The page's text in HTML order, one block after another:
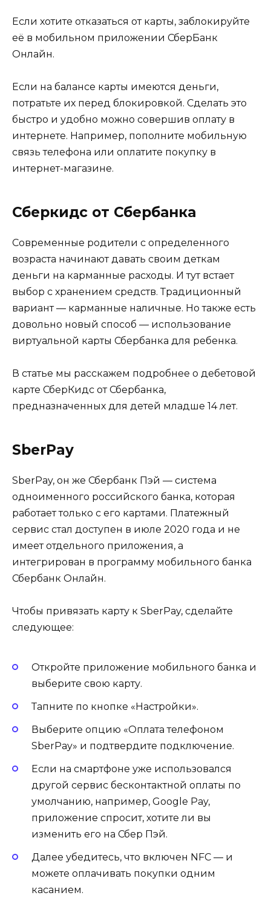
Если хотите отказаться от карты, заблокируйте
её в мобильном приложении СберБанк
Онлайн.
Если на балансе карты имеются деньги,
потратьте их перед блокировкой. Сделать это
быстро и удобно можно совершив оплату в
интернете. Например, пополните мобильную
связь телефона или оплатите покупку в
интернет-магазине.
Сберкидс от Сбербанка
Современные родители с определенного
возраста начинают давать своим деткам
деньги на карманные расходы. И тут встает
выбор с хранением средств. Традиционный
вариант — карманные наличные. Но также есть
довольно новый способ — использование
виртуальной карты Сбербанка для ребенка.
В статье мы расскажем подробнее о дебетовой
карте СберКидс от Сбербанка,
предназначенных для детей младше 14 лет.
SberPay
SberPay, он же Сбербанк Пэй — система
одноименного российского банка, которая
работает только с его картами. Платежный
сервис стал доступен в июле 2020 года и не
имеет отдельного приложения, а
интегрирован в программу мобильного банка
Сбербанк Онлайн.
Чтобы привязать карту к SberPay, сделайте
следующее:
Откройте приложение мобильного банка и
выберите свою карту.
Тапните по кнопке «Настройки».
Выберите опцию «Оплата телефоном
SberPay» и подтвердите подключение.
Если на смартфоне уже использовался
другой сервис бесконтактной оплаты по
умолчанию, например, Google Pay,
приложение спросит, хотите ли вы
изменить его на Сбер Пэй.
Далее убедитесь, что включен NFC — и
можете оплачивать покупки одним
касанием.